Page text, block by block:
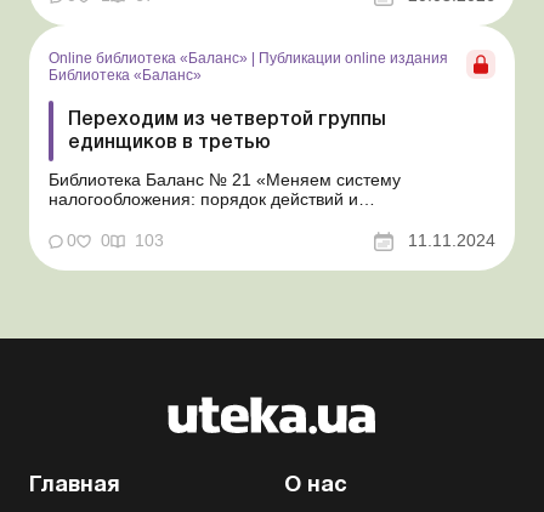
Библиотека Баланс № 5 «Дивиденды: инструкция по
оформлению, учету и налогообложению» Порядок
выплаты ...
Online библиотека «Баланс» | Публикации online издания
Библиотека «Баланс»
Переходим из четвертой группы
единщиков в третью
Библиотека Баланс № 21 «Меняем систему
налогообложения: порядок действий и
условиях перехода в третью группу плательщиков
единого налога (далее – ЕН) мы рассказали в
консультации «Как перейти с общей системы в третью
0 0 103 11.11.2024
Главная О нас